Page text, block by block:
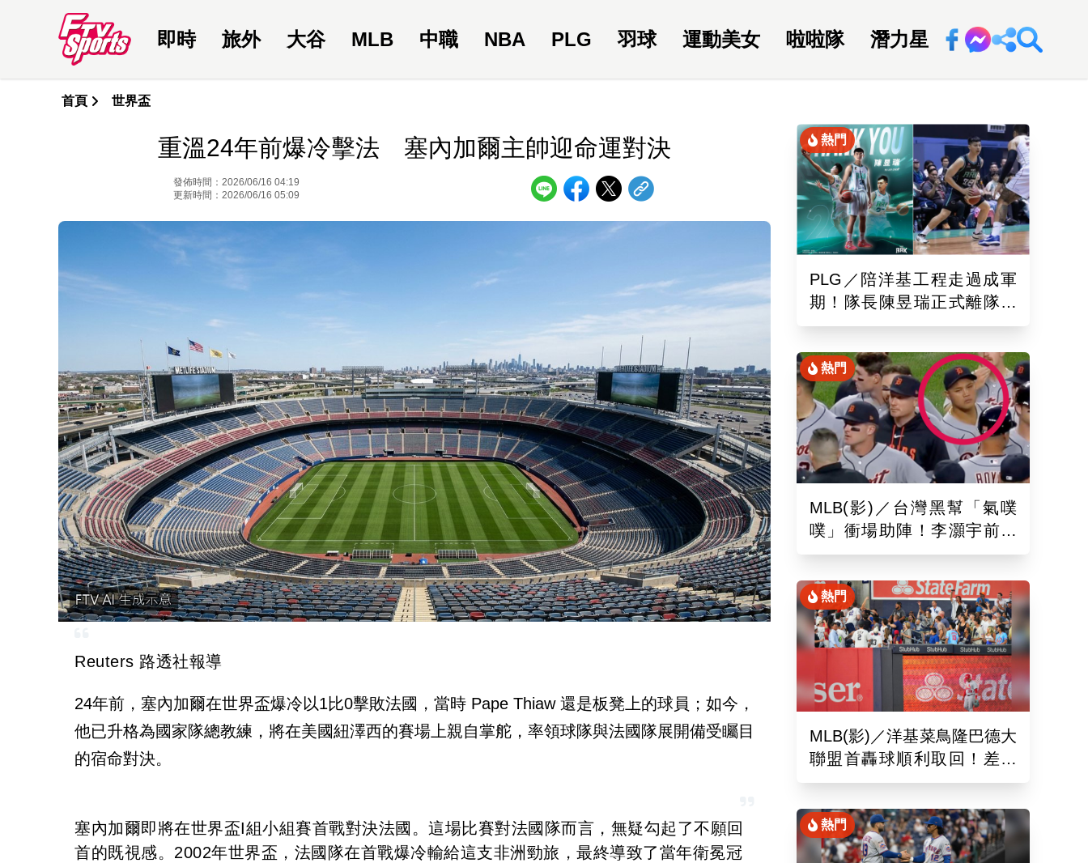
即時 旅外 大谷 MLB 中職 NBA PLG 羽球 運動美女 啦啦隊 潛力星 回新聞網
首頁 世界盃
重溫24年前爆冷擊法 塞內加爾主帥迎命運對決
發佈時間：2026/06/16 04:19
更新時間：2026/06/16 05:09
Reuters 路透社報導
24年前，塞內加爾在世界盃爆冷以1比0擊敗法國，當時 Pape Thiaw 還是板凳上的球員；如今，
他已升格為國家隊總教練，將在美國紐澤西的賽場上親自掌舵，率領球隊與法國隊展開備受矚目
的宿命對決。
塞內加爾即將在世界盃I組小組賽首戰對決法國。這場比賽對法國隊而言，無疑勾起了不願回
首的既視感。2002年世界盃，法國隊在首戰爆冷輸給這支非洲勁旅，最終導致了當年衛冕冠
熱門
PLG／陪洋基工程走過成軍
期！隊長陳昱瑞正式離隊
球團：感謝全力付出與貢獻
熱門
MLB(影)／台灣黑幫「氣噗
噗」衝場助陣！李灝宇前輩
遭觸身球「引爆大場面」
熱門
MLB(影)／洋基菜鳥隆巴德大
聯盟首轟球順利取回！差點
落入麻煩人物手中
熱門